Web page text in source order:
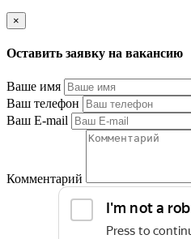
×
Оставить заявку на вакансию
Ваше имя
Ваш телефон
Ваш E-mail
Комментарий